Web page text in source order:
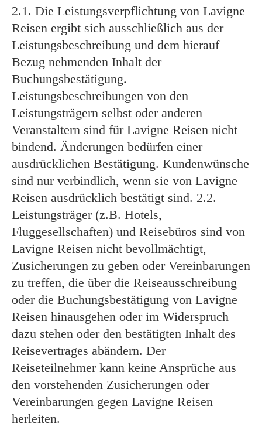
2.1. Die Leistungsverpflichtung von Lavigne
Reisen ergibt sich ausschließlich aus der
Leistungsbeschreibung und dem hierauf
Bezug nehmenden Inhalt der
Buchungsbestätigung.
Leistungsbeschreibungen von den
Leistungsträgern selbst oder anderen
Veranstaltern sind für Lavigne Reisen nicht
bindend. Änderungen bedürfen einer
ausdrücklichen Bestätigung. Kundenwünsche
sind nur verbindlich, wenn sie von Lavigne
Reisen ausdrücklich bestätigt sind. 2.2.
Leistungsträger (z.B. Hotels,
Fluggesellschaften) und Reisebüros sind von
Lavigne Reisen nicht bevollmächtigt,
Zusicherungen zu geben oder Vereinbarungen
zu treffen, die über die Reiseausschreibung
oder die Buchungsbestätigung von Lavigne
Reisen hinausgehen oder im Widerspruch
dazu stehen oder den bestätigten Inhalt des
Reisevertrages abändern. Der
Reiseteilnehmer kann keine Ansprüche aus
den vorstehenden Zusicherungen oder
Vereinbarungen gegen Lavigne Reisen
herleiten.